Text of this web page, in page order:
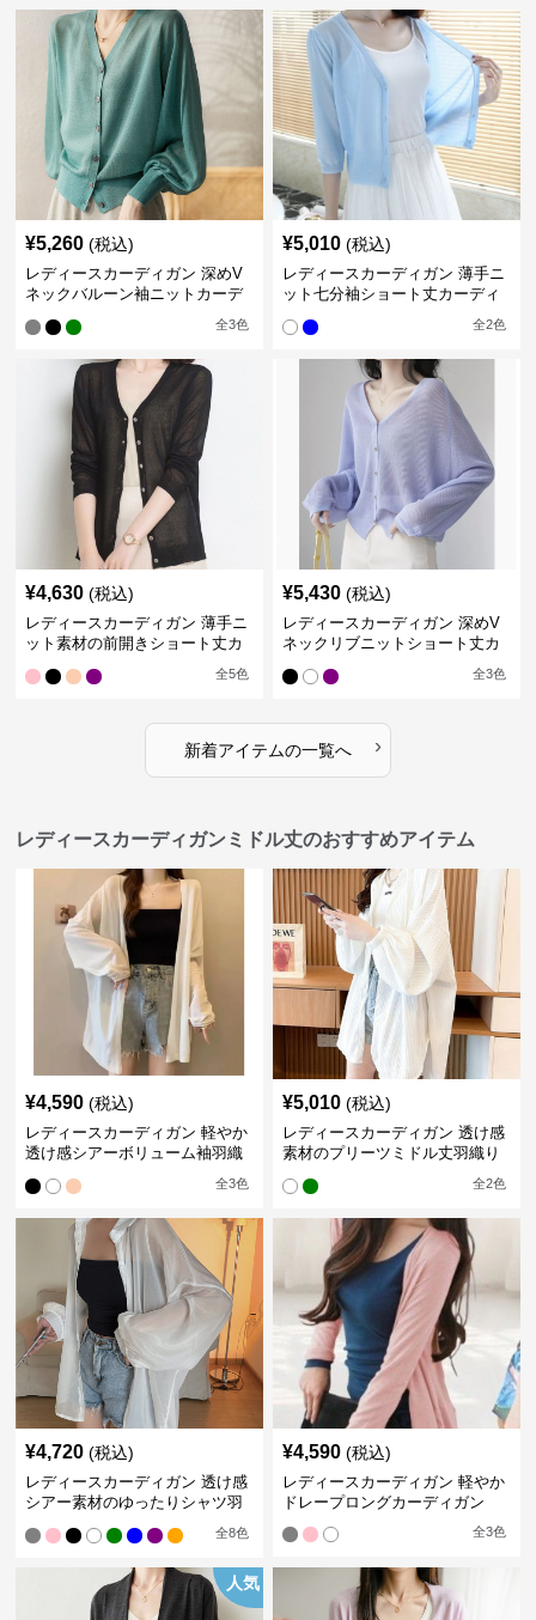
¥5,260 (税込)
レディースカーディガン 深めV
ネックバルーン袖ニットカーデ
全3色
¥5,010 (税込)
レディースカーディガン 薄手ニ
ット七分袖ショート丈カーディ
全2色
¥4,630 (税込)
レディースカーディガン 薄手ニ
ット素材の前開きショート丈カ
全5色
¥5,430 (税込)
レディースカーディガン 深めV
ネックリブニットショート丈カ
全3色
新着アイテムの一覧へ ›
レディースカーディガンミドル丈のおすすめアイテム
¥4,590 (税込)
レディースカーディガン 軽やか
透け感シアーボリューム袖羽織
全3色
¥5,010 (税込)
レディースカーディガン 透け感
素材のプリーツミドル丈羽織り
全2色
¥4,720 (税込)
レディースカーディガン 透け感
シアー素材のゆったりシャツ羽
全8色
¥4,590 (税込)
レディースカーディガン 軽やか
ドレープロングカーディガン
全3色
人気